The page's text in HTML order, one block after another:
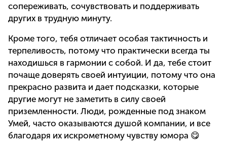
сопереживать, сочувствовать и поддерживать
других в трудную минуту.
Кроме того, тебя отличает особая тактичность и
терпеливость, потому что практически всегда ты
находишься в гармонии с собой. И да, тебе стоит
почаще доверять своей интуиции, потому что она
прекрасно развита и дает подсказки, которые
другие могут не заметить в силу своей
приземленности. Люди, рожденные под знаком
Умей, часто оказываются душой компании, и все
благодаря их искрометному чувству юмора 😋